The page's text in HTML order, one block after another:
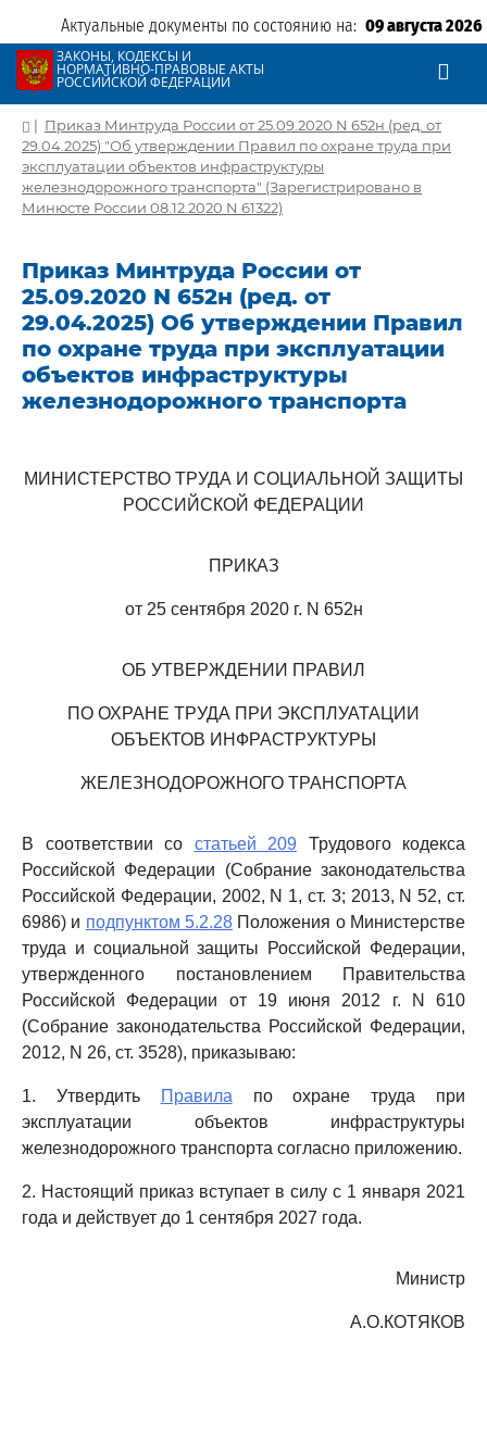
Актуальные документы по состоянию на: 09 августа 2026
ЗАКОНЫ, КОДЕКСЫ И
НОРМАТИВНО-ПРАВОВЫЕ АКТЫ
РОССИЙСКОЙ ФЕДЕРАЦИИ
| Приказ Минтруда России от 25.09.2020 N 652н (ред. от
29.04.2025) "Об утверждении Правил по охране труда при
эксплуатации объектов инфраструктуры
железнодорожного транспорта" (Зарегистрировано в
Минюсте России 08.12.2020 N 61322)
Приказ Минтруда России от
25.09.2020 N 652н (ред. от
29.04.2025) Об утверждении Правил
по охране труда при эксплуатации
объектов инфраструктуры
железнодорожного транспорта
МИНИСТЕРСТВО ТРУДА И СОЦИАЛЬНОЙ ЗАЩИТЫ
РОССИЙСКОЙ ФЕДЕРАЦИИ
ПРИКАЗ
от 25 сентября 2020 г. N 652н
ОБ УТВЕРЖДЕНИИ ПРАВИЛ
ПО ОХРАНЕ ТРУДА ПРИ ЭКСПЛУАТАЦИИ
ОБЪЕКТОВ ИНФРАСТРУКТУРЫ
ЖЕЛЕЗНОДОРОЖНОГО ТРАНСПОРТА
В соответствии со статьей 209 Трудового кодекса
Российской Федерации (Собрание законодательства
Российской Федерации, 2002, N 1, ст. 3; 2013, N 52, ст.
6986) и подпунктом 5.2.28 Положения о Министерстве
труда и социальной защиты Российской Федерации,
утвержденного постановлением Правительства
Российской Федерации от 19 июня 2012 г. N 610
(Собрание законодательства Российской Федерации,
2012, N 26, ст. 3528), приказываю:
1. Утвердить Правила по охране труда при
эксплуатации объектов инфраструктуры
железнодорожного транспорта согласно приложению.
2. Настоящий приказ вступает в силу с 1 января 2021
года и действует до 1 сентября 2027 года.
Министр
А.О.КОТЯКОВ